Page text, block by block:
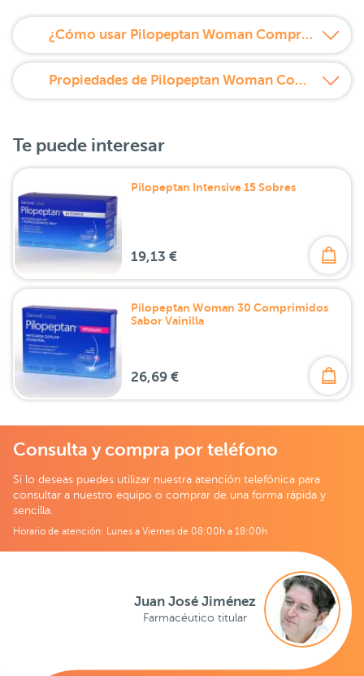
¿Cómo usar Pilopeptan Woman Comprimidos Sabor Vainilla?
Propiedades de Pilopeptan Woman Comprimidos Sabor Vainilla
Te puede interesar
Pilopeptan Intensive 15 Sobres
19,13 €
Pilopeptan Woman 30 Comprimidos
Sabor Vainilla
26,69 €
Consulta y compra por teléfono
Si lo deseas puedes utilizar nuestra atención telefónica para
consultar a nuestro equipo o comprar de una forma rápida y
sencilla.
Horario de atención: Lunes a Viernes de 08:00h a 18:00h
Juan José Jiménez
Farmacéutico titular